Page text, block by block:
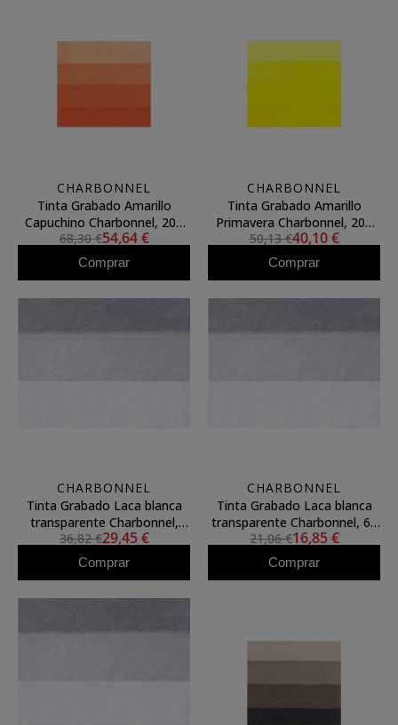
CHARBONNEL
Tinta Grabado Amarillo
Capuchino Charbonnel, 200
ml.
68,30 €54,64 €
Comprar
CHARBONNEL
Tinta Grabado Amarillo
Primavera Charbonnel, 200
ml.
50,13 €40,10 €
Comprar
CHARBONNEL
Tinta Grabado Laca blanca
transparente Charbonnel,
200 ml.
36,82 €29,45 €
Comprar
CHARBONNEL
Tinta Grabado Laca blanca
transparente Charbonnel, 60
ml. S.3
21,06 €16,85 €
Comprar